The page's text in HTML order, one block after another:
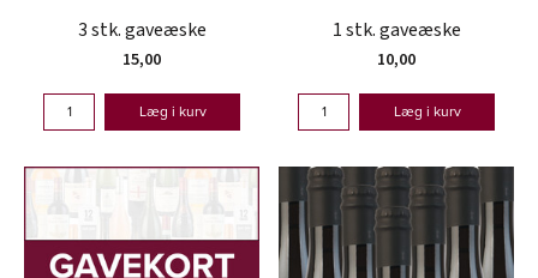
3 stk. gaveæske
15,00
Læg i kurv
1 stk. gaveæske
10,00
Læg i kurv